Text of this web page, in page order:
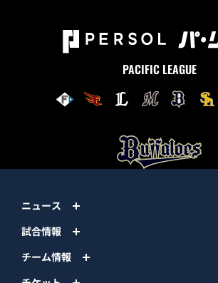
PACIFIC LEAGUE
ニュース
試合情報
チーム情報